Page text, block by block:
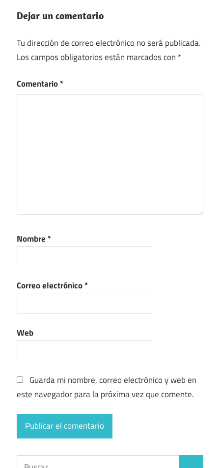
Dejar un comentario
Tu dirección de correo electrónico no será publicada.
Los campos obligatorios están marcados con *
Comentario*
Nombre *
Correo electrónico*
Web
Guarda mi nombre, correo electrónico y web en
este navegador para la próxima vez que comente.
Buscar: